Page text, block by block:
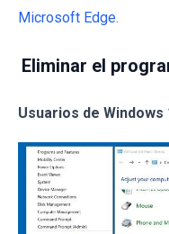
Microsoft Edge.
Eliminar el
Usuarios de Windows